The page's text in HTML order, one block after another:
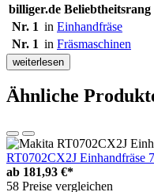
billiger.de Beliebtheitsrang
Nr. 1 in Einhandfräse
Nr. 1 in Fräsmaschinen
weiterlesen
Ähnliche
RT0702CX2J Einhandfräse
ab 181,93 €*
58 Preise vergleichen